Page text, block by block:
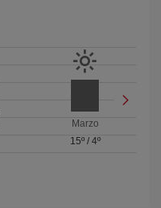
Marzo
15º/ 4º